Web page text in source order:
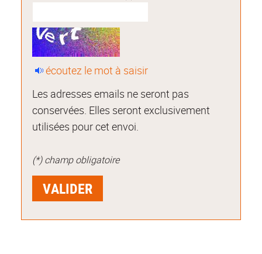
écoutez le mot à saisir
Les adresses emails ne seront pas
conservées. Elles seront exclusivement
utilisées pour cet envoi.
(*) champ obligatoire